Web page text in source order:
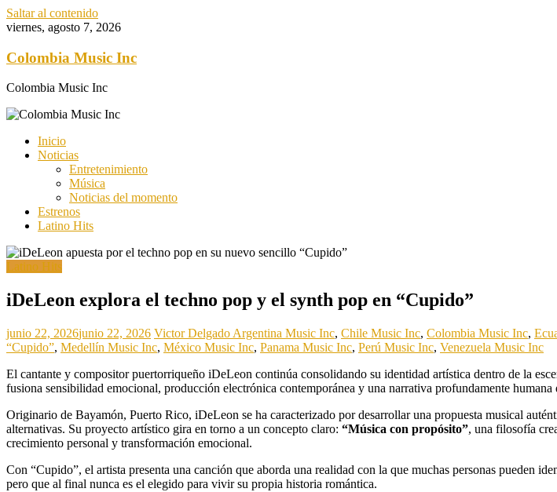
Saltar al contenido
viernes, agosto 7, 2026
Colombia Music Inc
Colombia Music Inc
Inicio
Noticias
Entretenimiento
Música
Noticias del momento
Estrenos
Latino Hits
Latino Hits
iDeLeon explora el techno pop y el synth pop en “Cupido”
junio 22, 2026junio 22, 2026 Victor Delgado Argentina Music Inc, Chile Music Inc, Colombia Music Inc,
“Cupido”, Medellín Music Inc, México Music Inc, Panama Music Inc, Perú Music Inc, Venezuela Music Inc
El cantante y compositor puertorriqueño iDeLeon continúa consolidando su identidad artística dentro de la
fusiona sensibilidad emocional, producción electrónica contemporánea y una narrativa profundamente
Originario de Bayamón, Puerto Rico, iDeLeon se ha caracterizado por desarrollar una propuesta musical
alternativas. Su proyecto artístico gira en torno a un concepto claro: “Música con propósito”, una filosofía
crecimiento personal y transformación emocional.
Con “Cupido”, el artista presenta una canción que aborda una realidad con la que muchas personas pueden
pero que al final nunca es el elegido para vivir su propia historia romántica.